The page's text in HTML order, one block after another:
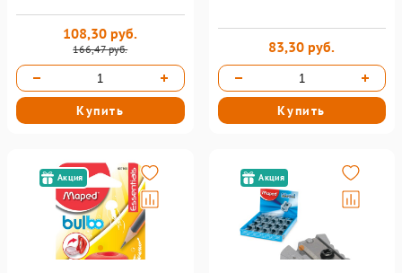
166,47 руб.
108,30 руб.
Купить
83,30 руб.
Купить
Акция Акция